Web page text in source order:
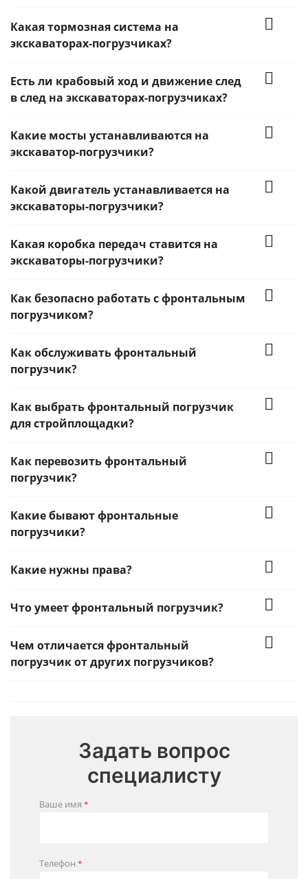
Какая тормозная система на
экскаваторах-погрузчиках?
Есть ли крабовый ход и движение след
в след на экскаваторах-погрузчиках?
Какие мосты устанавливаются на
экскаватор-погрузчики?
Какой двигатель устанавливается на
экскаваторы-погрузчики?
Какая коробка передач ставится на
экскаваторы-погрузчики?
Как безопасно работать с фронтальным
погрузчиком?
Как обслуживать фронтальный
погрузчик?
Как выбрать фронтальный погрузчик
для стройплощадки?
Как перевозить фронтальный
погрузчик?
Какие бывают фронтальные
погрузчики?
Какие нужны права?
Что умеет фронтальный погрузчик?
Чем отличается фронтальный
погрузчик от других погрузчиков?
Задать вопрос
специалисту
Ваше имя *
Телефон *